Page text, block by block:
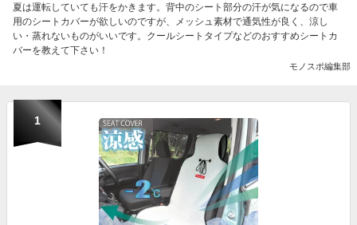
夏は運転していても汗をかきます。背中のシート部分の汗が気になるので車
用のシートカバーが欲しいのですが、メッシュ素材で通気性が良く、涼し
い・蒸れないものがいいです。クールシートタイプなどのおすすめシートカ
バーを教えて下さい！
モノスポ編集部
1